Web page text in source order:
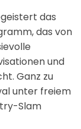
das
das von
und
Ganz zu
unter freiem
Slam